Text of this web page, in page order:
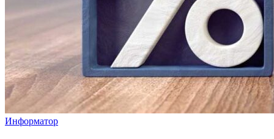
Информатор